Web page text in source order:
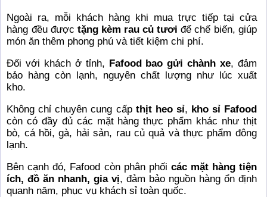
Ngoài ra, mỗi khách hàng khi mua trực tiếp tại cửa
hàng đều được tặng kèm rau củ tươi để chế biến, giúp
món ăn thêm phong phú và tiết kiệm chi phí.
Đối với khách ở tỉnh, Fafood bao gửi chành xe, đảm
bảo hàng còn lạnh, nguyên chất lượng như lúc xuất
kho.
Không chỉ chuyên cung cấp thịt heo sỉ, kho sỉ Fafood
còn có đầy đủ các mặt hàng thực phẩm khác như thịt
bò, cá hồi, gà, hải sản, rau củ quả và thực phẩm đông
lạnh.
Bên cạnh đó, Fafood còn phân phối các mặt hàng tiện
ích, đồ ăn nhanh, gia vị, đảm bảo nguồn hàng ổn định
quanh năm, phục vụ khách sỉ toàn quốc.